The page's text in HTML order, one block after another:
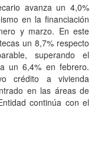
avanza un 4,0%
en la financiación
y marzo. En este
un 8,7% respecto
superando el
un 6,4% en febrero.
crédito a vivienda
en las áreas de
continúa con el